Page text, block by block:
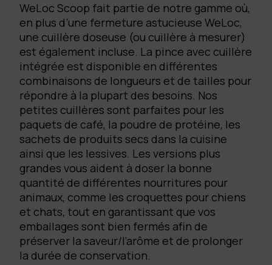
WeLoc Scoop fait partie de notre gamme où,
en plus d’une fermeture astucieuse WeLoc,
une cuillère doseuse (ou cuillère à mesurer)
est également incluse. La pince avec cuillère
intégrée est disponible en différentes
combinaisons de longueurs et de tailles pour
répondre à la plupart des besoins. Nos
petites cuillères sont parfaites pour les
paquets de café, la poudre de protéine, les
sachets de produits secs dans la cuisine
ainsi que les lessives. Les versions plus
grandes vous aident à doser la bonne
quantité de différentes nourritures pour
animaux, comme les croquettes pour chiens
et chats, tout en garantissant que vos
emballages sont bien fermés afin de
préserver la saveur/l’arôme et de prolonger
la durée de conservation.